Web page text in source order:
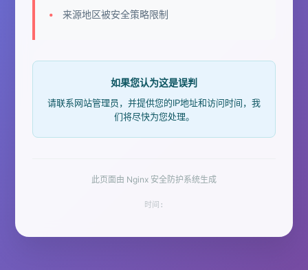
来源地区被安全策略限制
如果您认为这是误判
请联系网站管理员，并提供您的IP地址和访问时间，我
们将尽快为您处理。
此页面由 Nginx 安全防护系统生成
时间: